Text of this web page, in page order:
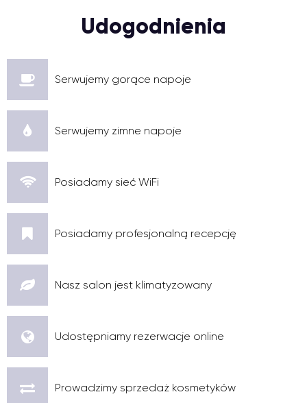
Udogodnienia
Serwujemy gorące napoje
Serwujemy zimne napoje
Posiadamy sieć WiFi
Posiadamy profesjonalną recepcję
Nasz salon jest klimatyzowany
Udostępniamy rezerwacje online
Prowadzimy sprzedaż kosmetyków